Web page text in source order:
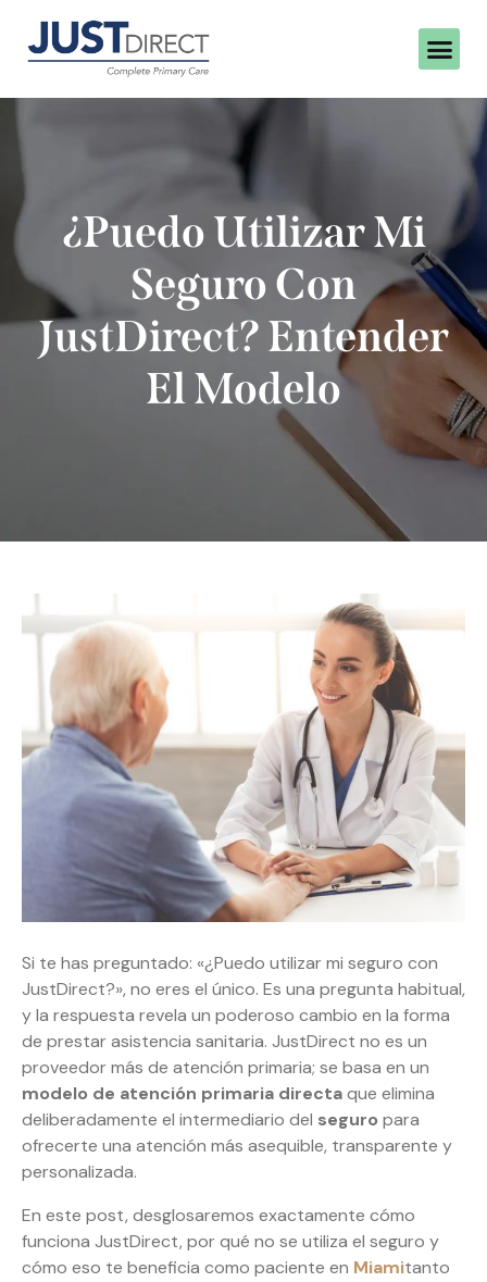
¿Puedo Utilizar Mi
Seguro Con
JustDirect? Entender
El Modelo
Si te has preguntado: «¿Puedo utilizar mi seguro con
JustDirect?», no eres el único. Es una pregunta habitual,
y la respuesta revela un poderoso cambio en la forma
de prestar asistencia sanitaria. JustDirect no es un
proveedor más de atención primaria; se basa en un
modelo de atención primaria directaque elimina
deliberadamente el intermediario del seguro para
ofrecerte una atención más asequible, transparente y
personalizada.
En este post, desglosaremos exactamente cómo
funciona JustDirect, por qué no se utiliza el seguro y
cómo eso te beneficia como paciente en Miamitanto